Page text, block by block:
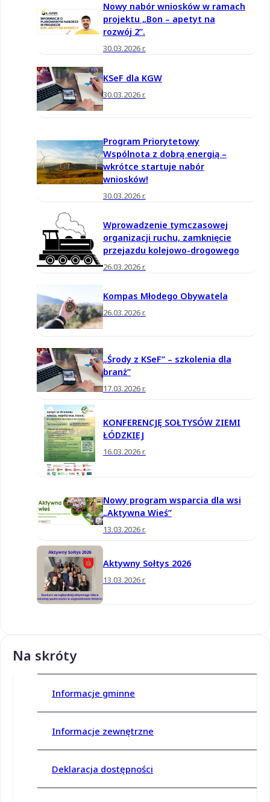
Nowy nabór wniosków w ramach
projektu „Bon – apetyt na
rozwój 2”.
30.03.2026 r.
KSeF dla KGW
30.03.2026 r.
Program Priorytetowy
Wspólnota z dobrą energią –
wkrótce startuje nabór
wniosków!
30.03.2026 r.
Wprowadzenie tymczasowej
organizacji ruchu, zamknięcie
przejazdu kolejowo-drogowego
26.03.2026 r.
Kompas Młodego Obywatela
26.03.2026 r.
„Środy z KSeF” – szkolenia dla
branż”
17.03.2026 r.
KONFERENCJĘ SOŁTYSÓW ZIEMI
ŁÓDZKIEJ
16.03.2026 r.
Nowy program wsparcia dla wsi
„Aktywna Wieś”
13.03.2026 r.
Aktywny Sołtys 2026
13.03.2026 r.
Na skróty
Informacje gminne
Informacje zewnętrzne
Deklaracja dostępności